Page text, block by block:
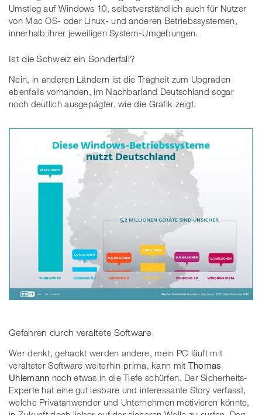
Umstieg auf Windows 10, selbstverständlich auch für Nutzer
von Mac OS- oder Linux- und anderen Betriebssystemen,
innerhalb ihrer jeweiligen System-Umgebungen.
Ist die Schweiz ein Sonderfall?
Nein, in anderen Ländern ist die Trägheit zum Upgraden
ebenfalls vorhanden, im Nachbarland Deutschland sogar
noch deutlich ausgepägter, wie die Grafik zeigt.
Gefahren durch veraltete Software
Wer denkt, gehackt werden andere, mein PC läuft mit
veralteter Software weiterhin prima, kann mit Thomas
Uhlemann noch etwas in die Tiefe schürfen. Der Sicherheits-
Experte hat eine gut lesbare und interessante Story verfasst,
welche Privatanwender und Unternehmen motivieren könnte,